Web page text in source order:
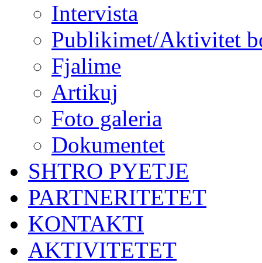
Intervista
Publikimet/Aktivitet
Fjalime
Artikuj
Foto galeria
Dokumentet
SHTRO PYETJE
PARTNERITETET
KONTAKTI
AKTIVITETET